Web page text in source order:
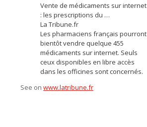
Vente de médicaments sur internet
: les prescriptions du …
La Tribune.fr
Les pharmaciens français pourront
bientôt vendre quelque 455
médicaments sur internet. Seuls
ceux disponibles en libre accès
dans les officines sont concernés.
See on www.latribune.fr